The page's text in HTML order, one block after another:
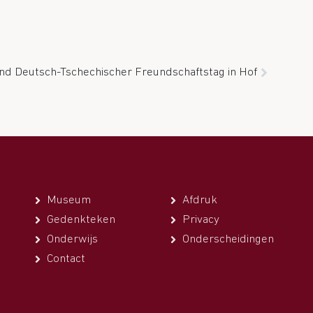
Deutsch-Tschechischer Freundschaftstag in Hof
Museum
Gedenkteken
Onderwijs
Contact
Afdruk
Privacy
Onderscheidingen